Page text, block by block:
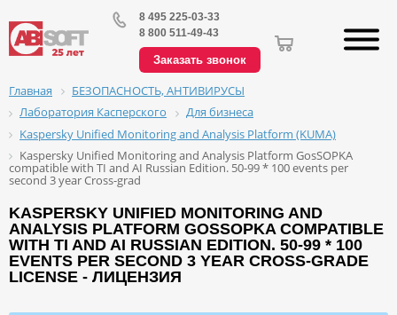
8 495 225-03-33
8 800 511-49-43
Заказать звонок
Главная
БЕЗОПАСНОСТЬ, АНТИВИРУСЫ
Лаборатория Касперского
Для бизнеса
Kaspersky Unified Monitoring and Analysis Platform (KUMA)
Kaspersky Unified Monitoring and Analysis Platform GosSOPKA
compatible with TI and AI Russian Edition. 50-99 * 100 events per
second 3 year Cross-grad
KASPERSKY UNIFIED MONITORING AND
ANALYSIS PLATFORM GOSSOPKA COMPATIBLE
WITH TI AND AI RUSSIAN EDITION. 50-99 * 100
EVENTS PER SECOND 3 YEAR CROSS-GRADE
LICENSE - ЛИЦЕНЗИЯ